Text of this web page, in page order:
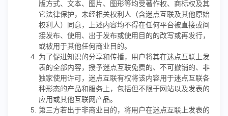
版方式、文本、图片、图形等均受著作权、商标权及其
它法律保护，未经相关权利人（含迷点互联及其他原始
权利人）同意，上述内容均不得在任何平台被直接或间
接发布、使用、出于发布或使用目的的改写或再发行，
或被用于其他任何商业目的。
为了促进知识的分享和传播，用户将其在迷点互联上发
表的全部内容，授予迷点互联免费的、不可撤销的、非
独家使用许可，迷点互联有权将该内容用于迷点互联各
种形态的产品和服务上，包括但不限于网站以及发表的
应用或其他互联网产品。
第三方若出于非商业目的，将用户在迷点互联上发表的